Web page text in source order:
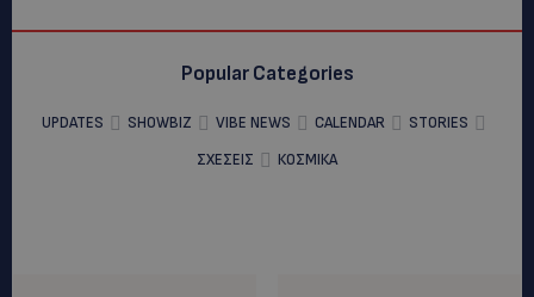
Popular Categories
UPDATES SHOWBIZ VIBE NEWS CALENDAR
STORIES
ΣΧΕΣΕΙΣ
ΚΟΣΜΙΚΑ